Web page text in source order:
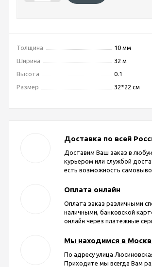
Толщина
10 мм
Ширина
32 м
Высота
0.1
Размер
32*22 см
Доставка по всей
Доставим Ваш заказ в
курьером или службой
есть возможность
Оплата онлайн
Оплата заказ различными
наличными, банковской
онлайн через платежные
Мы находимся в
По адресу улица
Приходите мы всегда Вам